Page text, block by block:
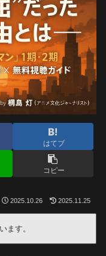
はてブ
コピー
2025.10.26 2025.11.25
ます。